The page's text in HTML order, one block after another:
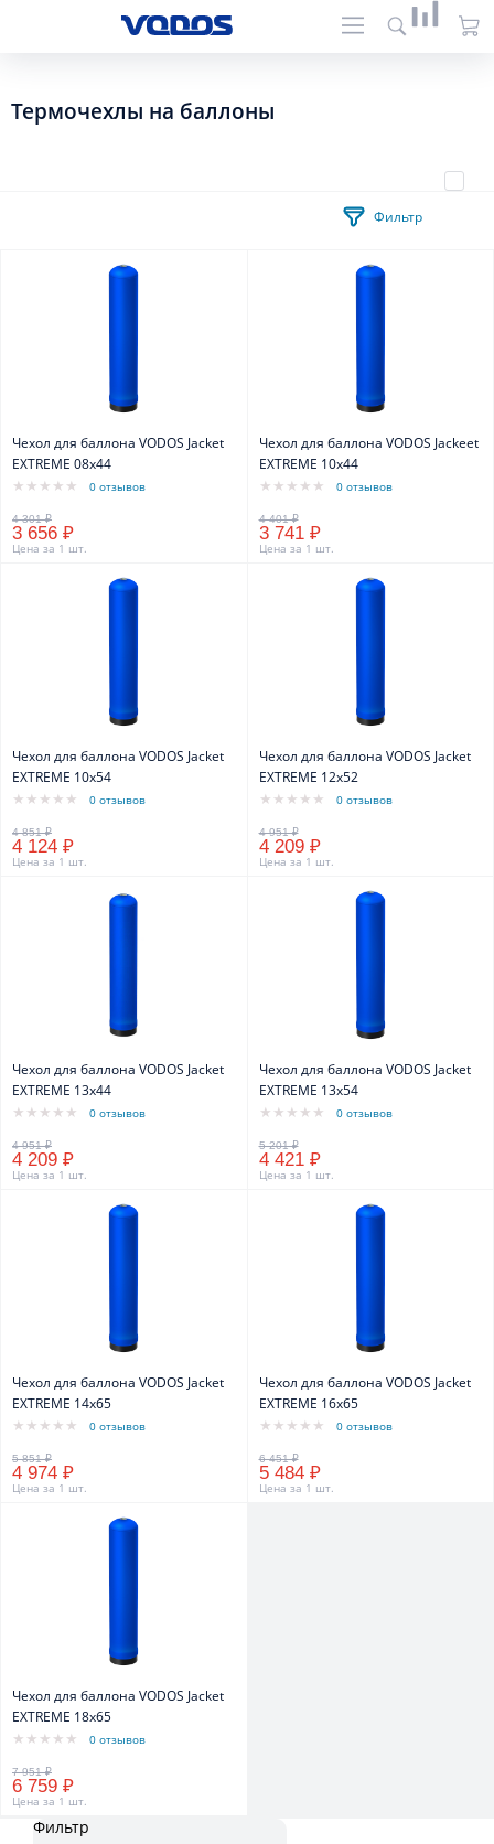
Термочехлы на баллоны
Фильтр
Чехол для баллона VODOS Jacket
EXTREME 08х44
0 отзывов
3 656 ₽
Цена за 1 шт.
Чехол для баллона VODOS Jackeеt
EXTREME 10х44
0 отзывов
3 741 ₽
Цена за 1 шт.
Чехол для баллона VODOS Jacket
EXTREME 10х54
0 отзывов
4 124 ₽
Цена за 1 шт.
Чехол для баллона VODOS Jacket
EXTREME 12х52
0 отзывов
4 209 ₽
Цена за 1 шт.
Чехол для баллона VODOS Jacket
EXTREME 13х44
0 отзывов
4 209 ₽
Цена за 1 шт.
Чехол для баллона VODOS Jacket
EXTREME 13х54
0 отзывов
4 421 ₽
Цена за 1 шт.
Чехол для баллона VODOS Jacket
EXTREME 14х65
0 отзывов
4 974 ₽
Цена за 1 шт.
Чехол для баллона VODOS Jacket
EXTREME 16х65
0 отзывов
5 484 ₽
Цена за 1 шт.
Чехол для баллона VODOS Jacket
EXTREME 18х65
0 отзывов
6 759 ₽
Цена за 1 шт.
Фильтр